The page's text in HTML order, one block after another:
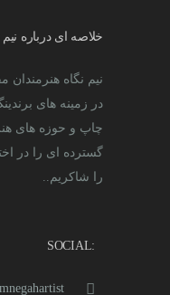
خلاصه ای درباره
نیم نگاه
در زمینه های
چاپ و حوزه های
گسترده ای را در
را شاکریم..
:SOCIAL